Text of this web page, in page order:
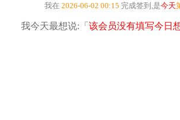
我在 2026-06-02 00:15 完成签到,是今天
我今天最想说:「 该会员没有填写今日